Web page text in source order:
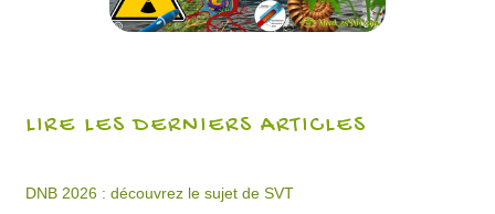
LIRE LES DERNIERS ARTICLES
DNB 2026 : découvrez le sujet de SVT